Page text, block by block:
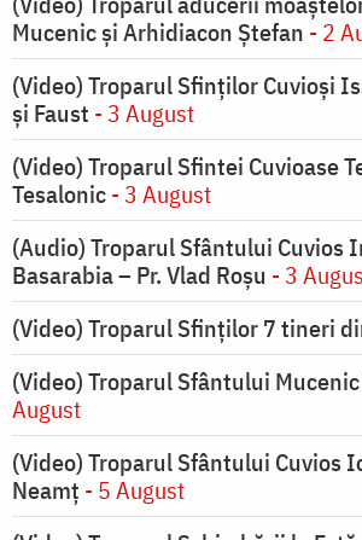
Mucenic și Arhidiacon Ștefan - 2
(Video) Troparul Sfinților Cuvioși
și Faust - 3 August
(Video) Troparul Sfintei Cuvioase
Tesalonic- 3 August
(Audio) Troparul Sfântului Cuvios
Basarabia – Pr. Vlad Roșu - 3
(Video) Troparul Sfinților 7 tineri
(Video) Troparul Sfântului
August
(Video) Troparul Sfântului Cuvios
Neamț - 5 August